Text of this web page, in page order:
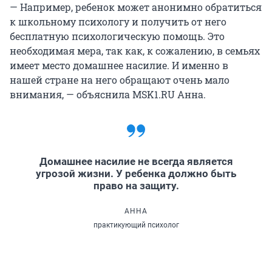
— Например, ребенок может анонимно обратиться
к школьному психологу и получить от него
бесплатную психологическую помощь. Это
необходимая мера, так как, к сожалению, в семьях
имеет место домашнее насилие. И именно в
нашей стране на него обращают очень мало
внимания, — объяснила MSK1.RU Анна.
Домашнее насилие не всегда является
угрозой жизни. У ребенка должно быть
право на защиту.
АННА
практикующий психолог